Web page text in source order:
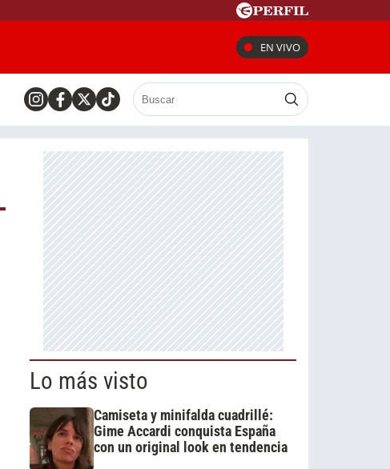
EN VIVO
Lo más visto
Camiseta y minifalda cuadrillé:
Gime Accardi conquista España
con un original look en tendencia